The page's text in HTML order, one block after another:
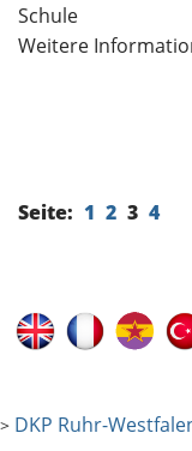
Schule
Weitere
Seite: 1 2 3 4
> DKP Ruhr-